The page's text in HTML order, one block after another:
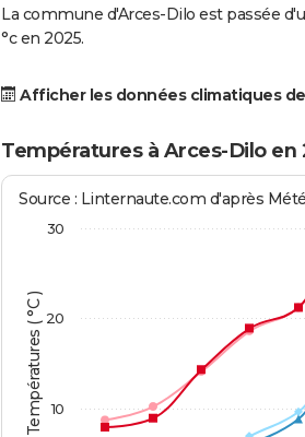
La commune d'Arces-Dilo est passée
°c en 2025.
Afficher les données climatiques de
Températures à Arces-Dilo en
Températures ( °C )
Source : Linternaute.com d'après
10
20
30